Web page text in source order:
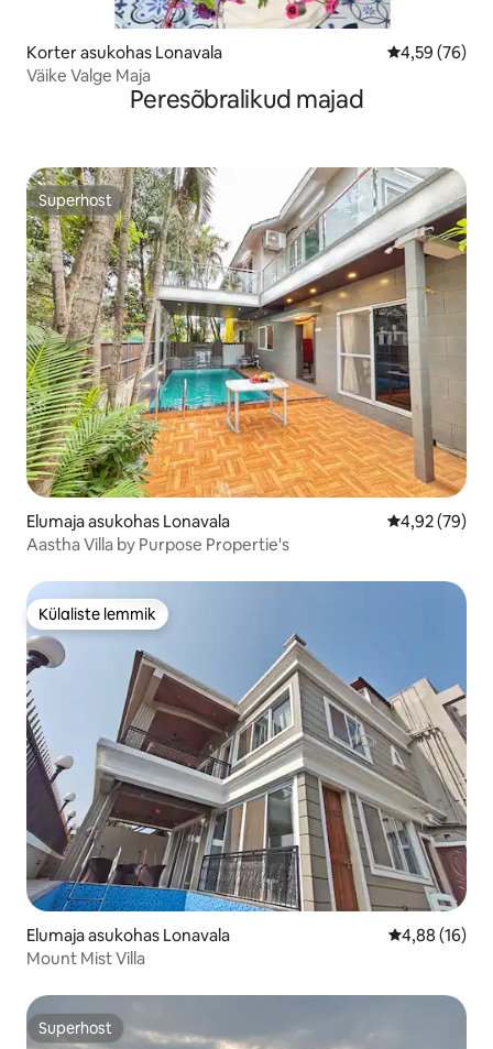
Korter asukohas Lonavala Keskmine
4,59 (76)
Väike Valge Maja
Peresõbralikud majad
Superhost
Superhost
Elumaja asukohas Lonavala Keskmine
4,92 (79)
Aastha Villa by Purpose Propertie's
Külaliste lemmik
Külaliste lemmik
Elumaja asukohas Lonavala Keskmine
4,88 (16)
Mount Mist Villa
Superhost
Superhost